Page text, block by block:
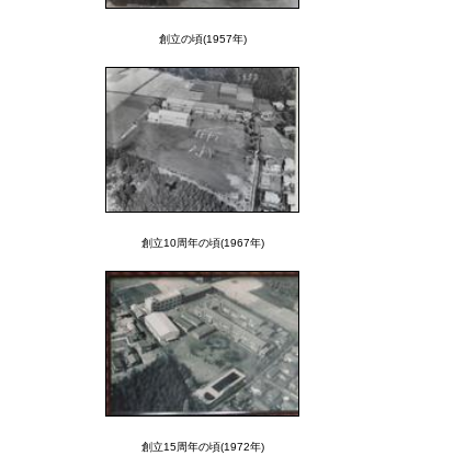
創立の頃(1957年)
創立10周年の頃(1967年)
創立15周年の頃(1972年)